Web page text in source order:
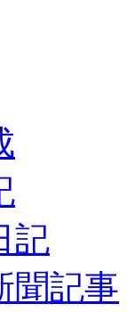
記
聞記事